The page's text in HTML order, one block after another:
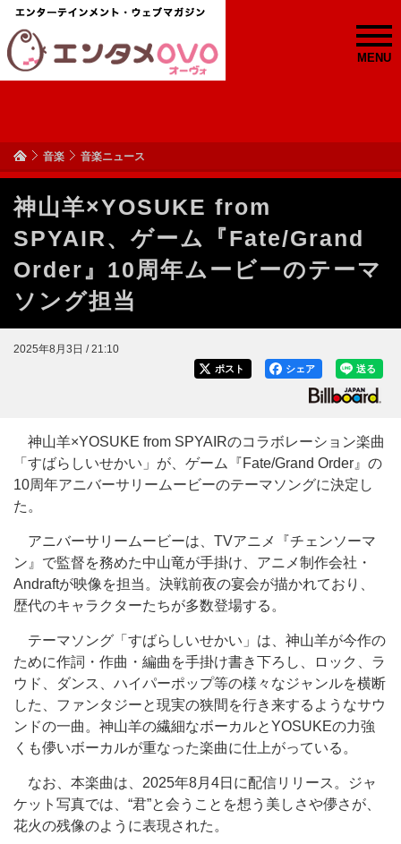
MENU
音楽 音楽ニュース
神山羊×YOSUKE from
SPYAIR、ゲーム『Fate/Grand
Order』10周年ムービーのテーマ
ソング担当
2025年8月3日 / 21:10
送る
シェア
ポスト
神山羊×YOSUKE from SPYAIRのコラボレーション楽曲
「すばらしいせかい」が、ゲーム『Fate/Grand Order』の
10周年アニバーサリームービーのテーマソングに決定し
た。
アニバーサリームービーは、TVアニメ『チェンソーマ
ン』で監督を務めた中山竜が手掛け、アニメ制作会社・
Andraftが映像を担当。決戦前夜の宴会が描かれており、
歴代のキャラクターたちが多数登場する。
テーマソング「すばらしいせかい」は、神山羊が今作の
ために作詞・作曲・編曲を手掛け書き下ろし、ロック、ラ
ウド、ダンス、ハイパーポップ等の様々なジャンルを横断
した、ファンタジーと現実の狭間を行き来するようなサウ
ンドの一曲。神山羊の繊細なボーカルとYOSUKEの力強
くも儚いボーカルが重なった楽曲に仕上がっている。
なお、本楽曲は、2025年8月4日に配信リリース。ジャ
ケット写真では、“君”と会うことを想う美しさや儚さが、
花火の残像のように表現された。